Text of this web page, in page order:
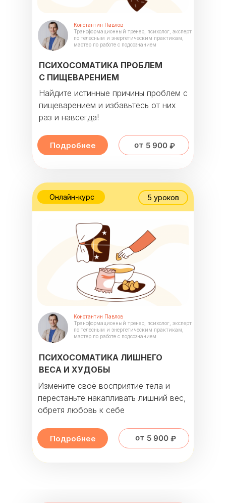
Подробнее
ПСИХОСОМАТИКА ПРОБЛЕМ
С ПИЩЕВАРЕНИЕМ
Найдите истинные причины проблем с
пищеварением и избавьтесь от них
раз и навсегда!
Константин Павлов
Трансформационный тренер, психолог, эксперт
по телесным и энергетическим практикам,
мастер по работе с подсознанием
от 5 900 ₽
ПСИХОСОМАТИКА ЛИШНЕГО
ВЕСА И ХУДОБЫ
Измените своё восприятие тела и
перестаньте накапливать лишний вес,
обретя любовь к себе
Подробнее от 5 900 ₽
Константин Павлов
Трансформационный тренер, психолог, эксперт
по телесным и энергетическим практикам,
мастер по работе с подсознанием
Онлайн-курс 5 уроков